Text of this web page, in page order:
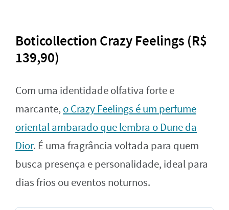
Boticollection Crazy Feelings (R$
139,90)
Com uma identidade olfativa forte e
marcante, o Crazy Feelings é um perfume
oriental ambarado que lembra o Dune da
Dior. É uma fragrância voltada para quem
busca presença e personalidade, ideal para
dias frios ou eventos noturnos.